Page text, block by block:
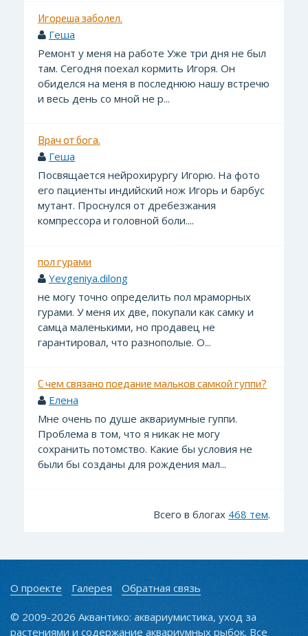
Игореша заболел.
Геша
Ремонт у меня на работе Уже три дня не был
там. Сегодня поехал кормить Игоря. Он
обиделся на меня в последнюю нашу встречю
и весь день со мной не р...
Врач от бога.
Геша
Посвящается нейрохирургу Игорю. На фото
его пациенты индийский нож Игорь и барбус
мутант. Проснулся от дребезжания
компрессора и головной боли....
пол гурами
Yevgeniya.dilong
не могу точно определить пол мраморных
гурами. У меня их две, покупали как самку и
самца маленькими, но продавец не
гарантировал, что разнополые. О...
С чем связано поедание мальков самкой гуппи?
Елена
Мне очень по душе аквариумные гуппи.
Проблема в том, что я никак не могу
сохранить потомство. Какие бы условия не
были бы созданы для рождения мал...
Всего в блогах 468 тем.
О проекте Галерея Обратная связь
© 2009-2026 Аквантико: аквариумистика, уход за
растениями и содержание аквариумных рыбок. Все